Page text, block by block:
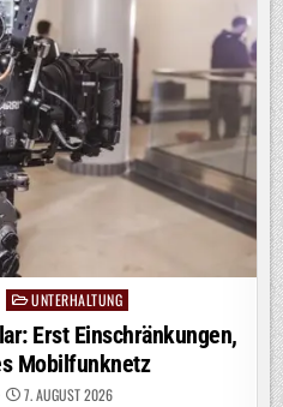
UNTERHALTUNG
Erst Einschränkungen,
Mobilfunknetz
7. AUGUST 2026